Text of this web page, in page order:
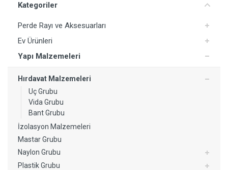
Kategoriler
Perde Rayı ve Aksesuarları
Ev Ürünleri
Yapı Malzemeleri
Hırdavat Malzemeleri
Uç Grubu
Vida Grubu
Bant Grubu
İzolasyon Malzemeleri
Mastar Grubu
Naylon Grubu
Plastik Grubu